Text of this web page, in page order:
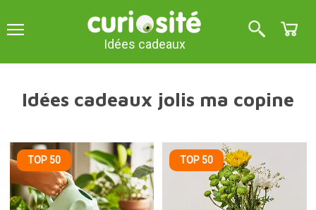
Idées cadeaux
Idées cadeaux jolis ma copine
TOP 50 TOP 50